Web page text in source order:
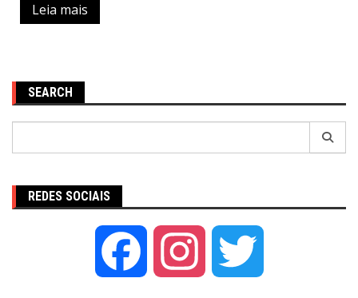
Leia mais
SEARCH
REDES SOCIAIS
Facebook Instagram